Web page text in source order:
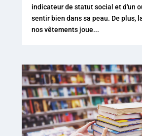
indicateur de statut social et d'un
sentir bien dans sa peau. De plus,
nos vêtements joue...